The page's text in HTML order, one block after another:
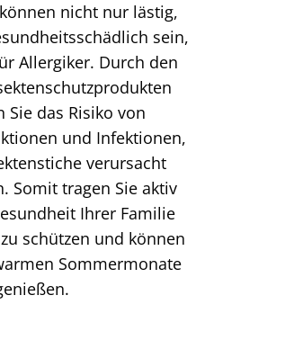
nicht nur lästig,
sein,
Allergiker. Durch den
das Risiko von
und Infektionen,
verursacht
Somit tragen Sie aktiv
Ihrer Familie
schützen und können
Sommermonate